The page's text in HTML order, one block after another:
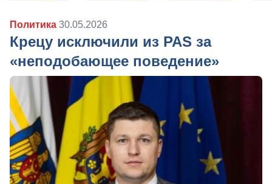
Политика 30.05.2026
Крецу исключили из PAS за
«неподобающее поведение»